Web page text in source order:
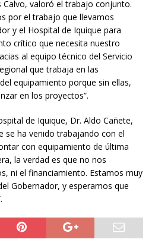
Calvo, valoró el trabajo conjunto.
por el trabajo que llevamos
y el Hospital de Iquique para
crítico que necesita nuestro
al equipo técnico del Servicio
que trabaja en las
equipamiento porque sin ellas,
en los proyectos”.
de Iquique, Dr. Aldo Cañete,
se ha venido trabajando con el
con equipamiento de última
la verdad es que no nos
ni el financiamiento. Estamos muy
Gobernador, y esperamos que